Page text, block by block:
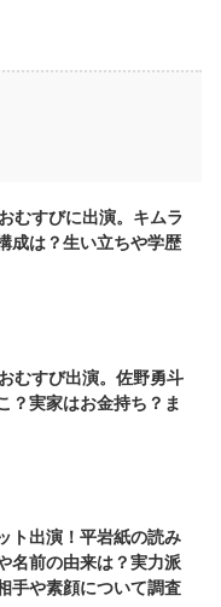
むすびに出演。キムラ
成は？生い立ちや学歴
むすび出演。佐野勇斗
？実家はお金持ち？ま
ト出演！平岩紙の読み
名前の由来は？実力派
手や素顔について調査